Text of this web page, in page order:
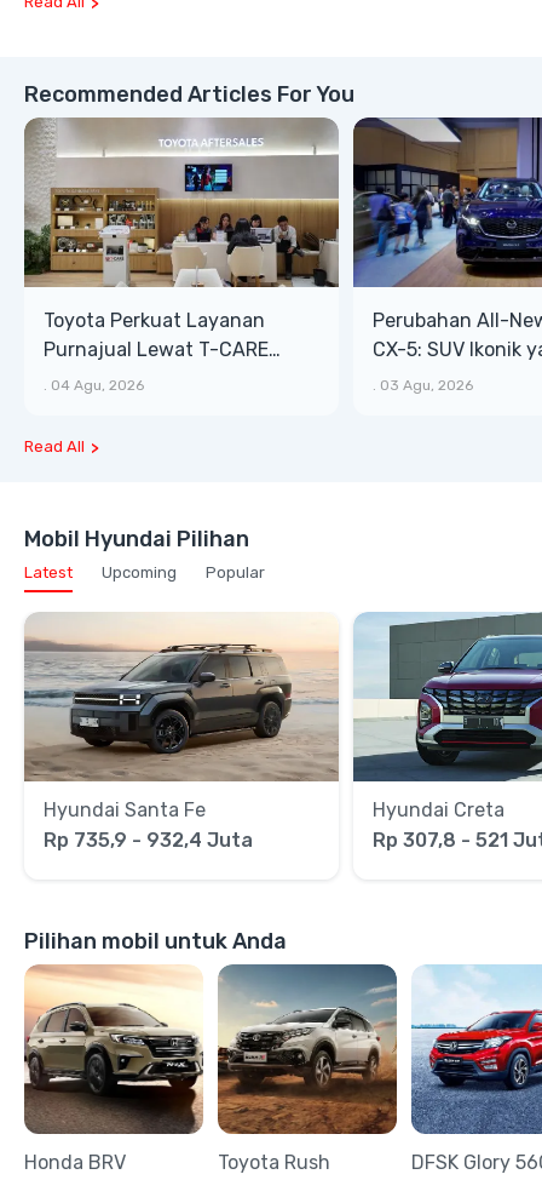
Recommended Articles For You
Toyota Perkuat Layanan
Purnajual Lewat T-CARE
XTRA, Manfaat Lebih Besar
04 Agu, 2026
Perubahan All-
CX-5: SUV Ikonik
Bongsor, Mewah,
03 Agu, 2026
Read All
Mobil Hyundai Pilihan
Latest Upcoming Popular
Hyundai Santa Fe
Rp 735,9 - 932,4 Juta
Hyundai Creta
Rp 307,8 - 521
Pilihan mobil untuk Anda
Honda BRV Toyota Rush DFSK Glory